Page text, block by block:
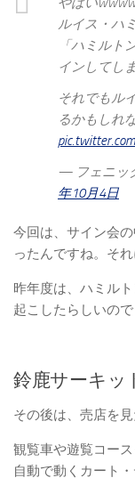
ルイス・ハ
「ハミルト
インしてし
それでもル
るかもしれ
— フェニッ
年10月4日
今回は、サイン会
ったんですね。そ
昨年度は、ハミル
起こしたらしいので
鈴鹿サーキッ
その後は、売店を
観覧車や遊覧コー
自動で動くカート